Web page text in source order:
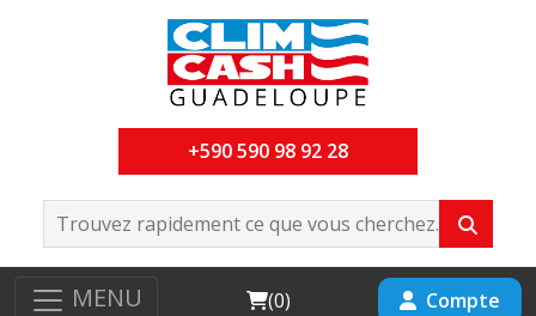
+590 590 98 92 28
MENU Cart
(0) Compte